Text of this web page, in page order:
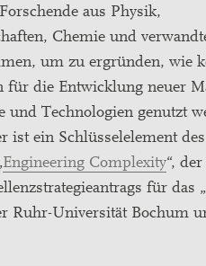
aus Physik,
Chemie und
um zu ergründen, wie
für die Entwicklung neuer
und Technologien genutzt
ist ein Schlüsselelement des
Engineering Complexity“,
für das
Ruhr-Universität Bochum